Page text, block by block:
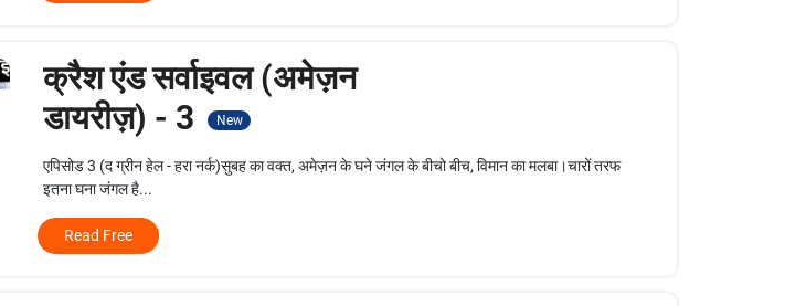
क्रैश एंड सर्वाइवल (अमेज़न
डायरीज़) - 3
New
एपिसोड 3 (द ग्रीन हेल - हरा नर्क)सुबह का वक्त, अमेज़न के घने जंगल के बीचो बीच, विमान का मलबा।चारों तरफ
इतना घना जंगल है...
Read Free